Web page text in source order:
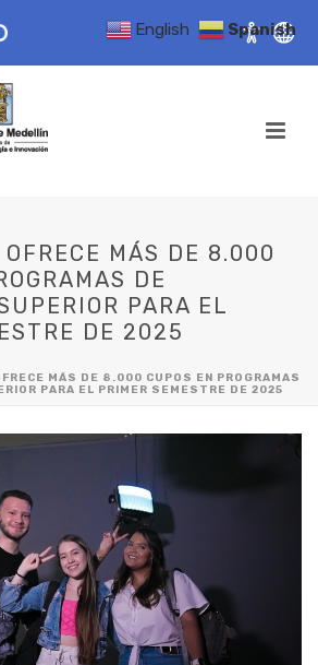
MÁS DE 8.000
DE
PARA EL
DE 2025
MÁS DE 8.000 CUPOS EN PROGRAMAS
PARA EL PRIMER SEMESTRE DE 2025
English Spanish